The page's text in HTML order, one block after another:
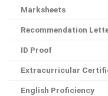
Marksheets
Recommendation
ID Proof
Extracurricular
English Proficiency